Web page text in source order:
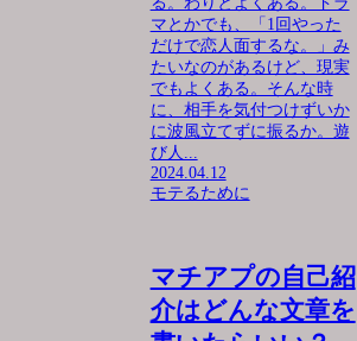
マとかでも、「1回やった
だけで恋人面するな。」み
たいなのがあるけど、現実
でもよくある。そんな時
に、相手を気付つけずいか
に波風立てずに振るか。遊
び人...
2024.04.12
モテるために
マチアプの自己紹
介はどんな文章を